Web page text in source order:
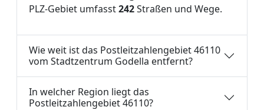
PLZ-Gebiet umfasst242Straßen und Wege.
Wie weit ist das Postleitzahlengebiet 46110
vom Stadtzentrum Godella entfernt?
In welcher Region liegt das
Postleitzahlengebiet 46110?